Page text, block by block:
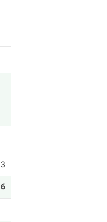
3
6